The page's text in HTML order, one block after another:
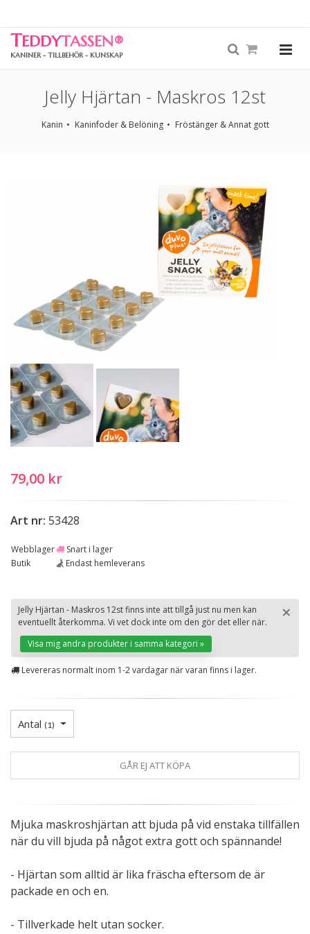
TEDDYTASSEN®
KANINER - TILLBEHÖR - KUNSKAP
Jelly Hjärtan - Maskros 12st
Kanin Kaninfoder & Belöning Fröstänger & Annat gott
79,00 kr
Art nr: 53428
Webblager
Snart i lager
Butik
Endast hemleverans
×
Jelly Hjärtan - Maskros 12st finns inte att tillgå just nu men kan
eventuellt återkomma. Vi vet dock inte om den gör det eller när.
Visa mig andra produkter i samma kategori »
Levereras normalt inom 1-2 vardagar när varan finns i lager.
Antal (1)
GÅR EJ ATT KÖPA
Mjuka maskroshjärtan att bjuda på vid enstaka tillfällen
när du vill bjuda på något extra gott och spännande!
- Hjärtan som alltid är lika fräscha eftersom de är
packade en och en.
- Tillverkade helt utan socker.